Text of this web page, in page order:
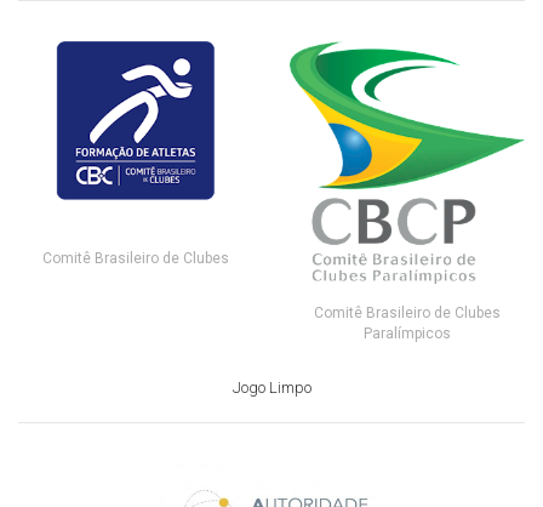
Comitê Brasileiro de Clubes
Comitê Brasileiro de Clubes
Paralímpicos
Jogo Limpo